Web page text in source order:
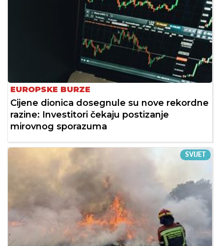
EUROPSKE BURZE
Cijene dionica dosegnule su nove rekordne
razine: Investitori čekaju postizanje
mirovnog sporazuma
SVIJET